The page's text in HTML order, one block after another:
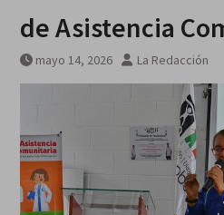
de Asistencia
mayo 14, 2026 La Redacción